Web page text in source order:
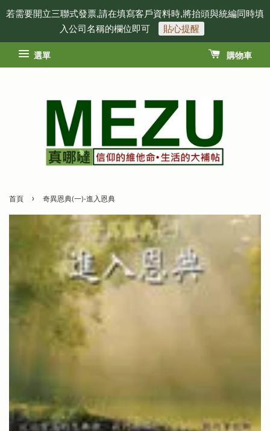
若需要開立三聯式發票,請在填寫客戶資料時,將抬頭與統編同時填
入公司名稱的欄位即可
貼心提醒
選單 購物車
首頁 › 奇異恩典(一)-進入恩典